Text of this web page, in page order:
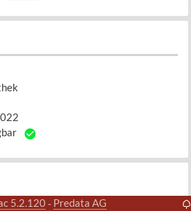
5.2.120- Predata AG